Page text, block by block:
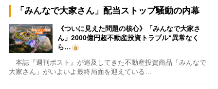
「みんなで大家さん」配当ストップ騒動の内幕
《ついに見えた問題の核心》「みんなで大家さ
ん」2000億円超不動産投資トラブル“異常なく
ら…
本誌『週刊ポスト』が追及してきた不動産投資商品「みんなで
大家さん」がいよいよ最終局面を迎えている…